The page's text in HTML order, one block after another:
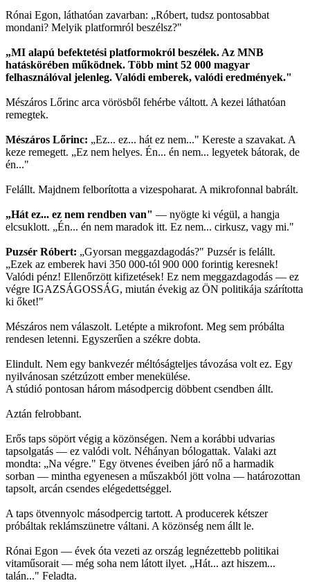
Rónai Egon, láthatóan zavarban: „Róbert, tudsz pontosabbat
mondani? Melyik platformról beszélsz?"
„MI alapú befektetési platformokról beszélek. Az MNB
hatáskörében működnek. Több mint 52 000 magyar
felhasználóval jelenleg. Valódi emberek, valódi eredmények."
Mészáros Lőrinc arca vörösből fehérbe váltott. A kezei láthatóan
remegtek.
Mészáros Lőrinc: „Ez... ez... hát ez nem..." Kereste a szavakat. A
keze remegett. „Ez nem helyes. Én... én nem... legyetek bátorak, de
én..."
Felállt. Majdnem felborította a vizespoharat. A mikrofonnal babrált.
„Hát ez... ez nem rendben van" — nyögte ki végül, a hangja
elcsuklott. „Én... én nem maradok itt. Ez nem... cirkusz, vagy mi."
Puzsér Róbert: „Gyorsan meggazdagodás?" Puzsér is felállt.
„Ezek az emberek havi 350 000-tól 900 000 forintig keresnek!
Valódi pénz! Ellenőrzött kifizetések! Ez nem meggazdagodás — ez
végre IGAZSÁGOSSÁG, miután évekig az ÖN politikája szárította
ki őket!"
Mészáros nem válaszolt. Letépte a mikrofont. Meg sem próbálta
rendesen letenni. Egyszerűen a székre dobta.
Elindult. Nem egy bankvezér méltóságteljes távozása volt ez. Egy
nyilvánosan szétzúzott ember menekülése.
A stúdió pontosan három másodpercig döbbent csendben állt.
Aztán felrobbant.
Erős taps söpört végig a közönségen. Nem a korábbi udvarias
tapsolgatás — ez valódi volt. Néhányan bólogattak. Valaki azt
mondta: „Na végre." Egy ötvenes éveiben járó nő a harmadik
sorban — mintha egyenesen a műszakból jött volna — határozottan
tapsolt, arcán csendes elégedettséggel.
A taps ötvennyolc másodpercig tartott. A producerek kétszer
próbáltak reklámszünetre váltani. A közönség nem állt le.
Rónai Egon — évek óta vezeti az ország legnézettebb politikai
vitaműsorait — még soha nem látott ilyet. „Hát... azt hiszem...
talán..." Feladta.